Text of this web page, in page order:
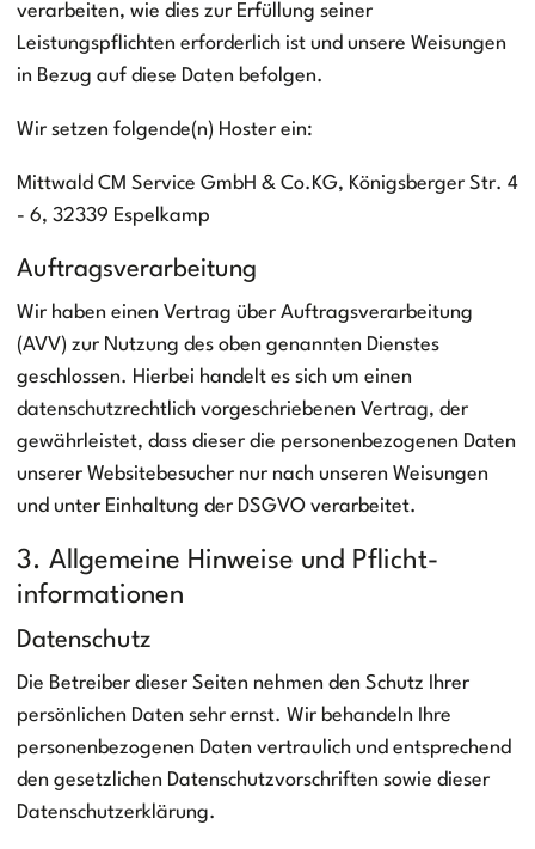
verarbeiten, wie dies zur Erfüllung seiner
Leistungspflichten erforderlich ist und unsere Weisungen
in Bezug auf diese Daten befolgen.
Wir setzen folgende(n) Hoster ein:
Mittwald CM Service GmbH & Co.KG, Königsberger Str. 4
- 6, 32339 Espelkamp
Auftragsverarbeitung
Wir haben einen Vertrag über Auftragsverarbeitung
(AVV) zur Nutzung des oben genannten Dienstes
geschlossen. Hierbei handelt es sich um einen
datenschutzrechtlich vorgeschriebenen Vertrag, der
gewährleistet, dass dieser die personenbezogenen Daten
unserer Websitebesucher nur nach unseren Weisungen
und unter Einhaltung der DSGVO verarbeitet.
3. Allgemeine Hinweise und Pflicht­
informationen
Datenschutz
Die Betreiber dieser Seiten nehmen den Schutz Ihrer
persönlichen Daten sehr ernst. Wir behandeln Ihre
personenbezogenen Daten vertraulich und entsprechend
den gesetzlichen Datenschutzvorschriften sowie dieser
Datenschutzerklärung.